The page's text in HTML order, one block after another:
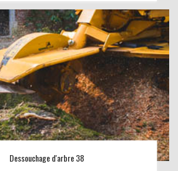
Dessouchage d'arbre 38